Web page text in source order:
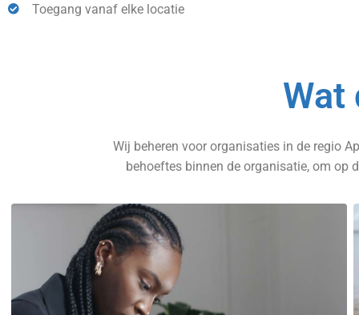
Toegang vanaf elke locatie
Wat
Wij beheren voor organisaties in de regio
behoeftes binnen de organisatie, om op